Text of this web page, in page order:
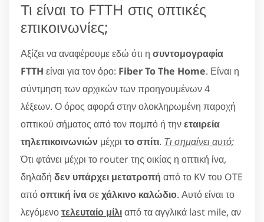
Τι είναι το FTTH στις οπτικές
επικοινωνίες;
Αξίζει να αναφέρουμε εδώ ότι η συντομογραφία
FTTH είναι για τον όρο: Fiber To The Home. Είναι η
σύντμηση των αρχικών των προηγουμένων 4
λέξεων. Ο όρος αφορά στην ολοκληρωμένη παροχή
οπτικού σήματος από τον πομπό ή τηνεταιρεία
τηλεπικοινωνιών μέχρι το σπίτι. Τι σημαίνει αυτό;
Ότι φτάνει μέχρι το router της οικίας η οπτική ίνα,
δηλαδή δεν υπάρχει μετατροπή από το KV του OTE
απόοπτική ίνασεχάλκινο καλώδιο. Αυτό είναι το
λεγόμενοτελευταίο μίλιαπό τα αγγλικά last mile, αν